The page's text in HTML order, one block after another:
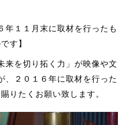
年１１月末に取材を行ったも
す】
を切り拓く力」が映像や文
、２０１６年に取材を行った
りたくお願い致します。